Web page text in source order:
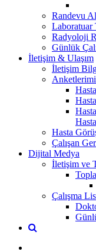
Randevu Al
Laboratuar
Radyoloji
Günlük
İletişim & Ulaşım
İletişim
Hasta
Hasta
Çalışan
Dijital Medya
İletişim ve
Çalışma